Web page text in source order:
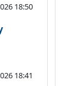
18:50
18:41